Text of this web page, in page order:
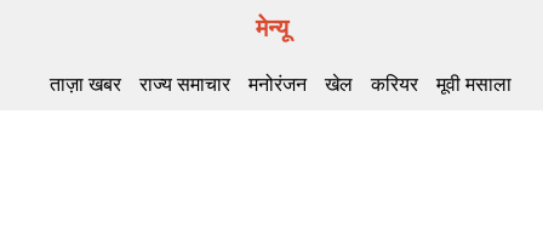
मेन्यू
ताज़ा खबर राज्य समाचार मनोरंजन खेल करियर मूवी मसाला